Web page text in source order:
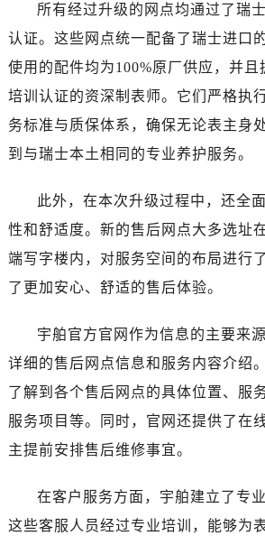
所有经过升级的网点均通过了瑞
认证。这些网点统一配备了瑞士进口
使用的配件均为100%原厂供应，并且
培训认证的资深制表师。它们严格执
务标准与质保体系，确保无论表主身
到与瑞士本土相同的专业养护服务。
此外，在本次升级过程中，还全
性和舒适度。新的售后网点大多选址
端写字楼内，对服务空间的布局进行
了更加安心、舒适的售后体验。
宇舶官方官网作为信息的主要来
详细的售后网点信息和服务内容介绍
了解到各个售后网点的具体位置、服
服务项目等。同时，官网还提供了在
主提前安排售后维修事宜。
在客户服务方面，宇舶建立了专
这些客服人员经过专业培训，能够为